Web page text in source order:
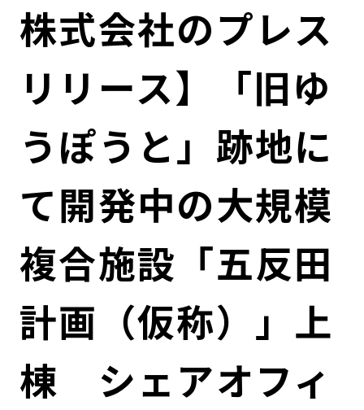
ガバナンス
コンダクト向上の取組み
ローカル共創イニシアティブ
株式情報
財務情報・IR資料
IRニュース
サステナビリティマネジメント
持続可能な金融のフレームワーク
環境
ESGデータ集
株式会社のプレス
リリース】「旧ゆ
うぽうと」跡地に
て開発中の大規模
複合施設「五反田
計画（仮称）」上
棟 シェアオフィ